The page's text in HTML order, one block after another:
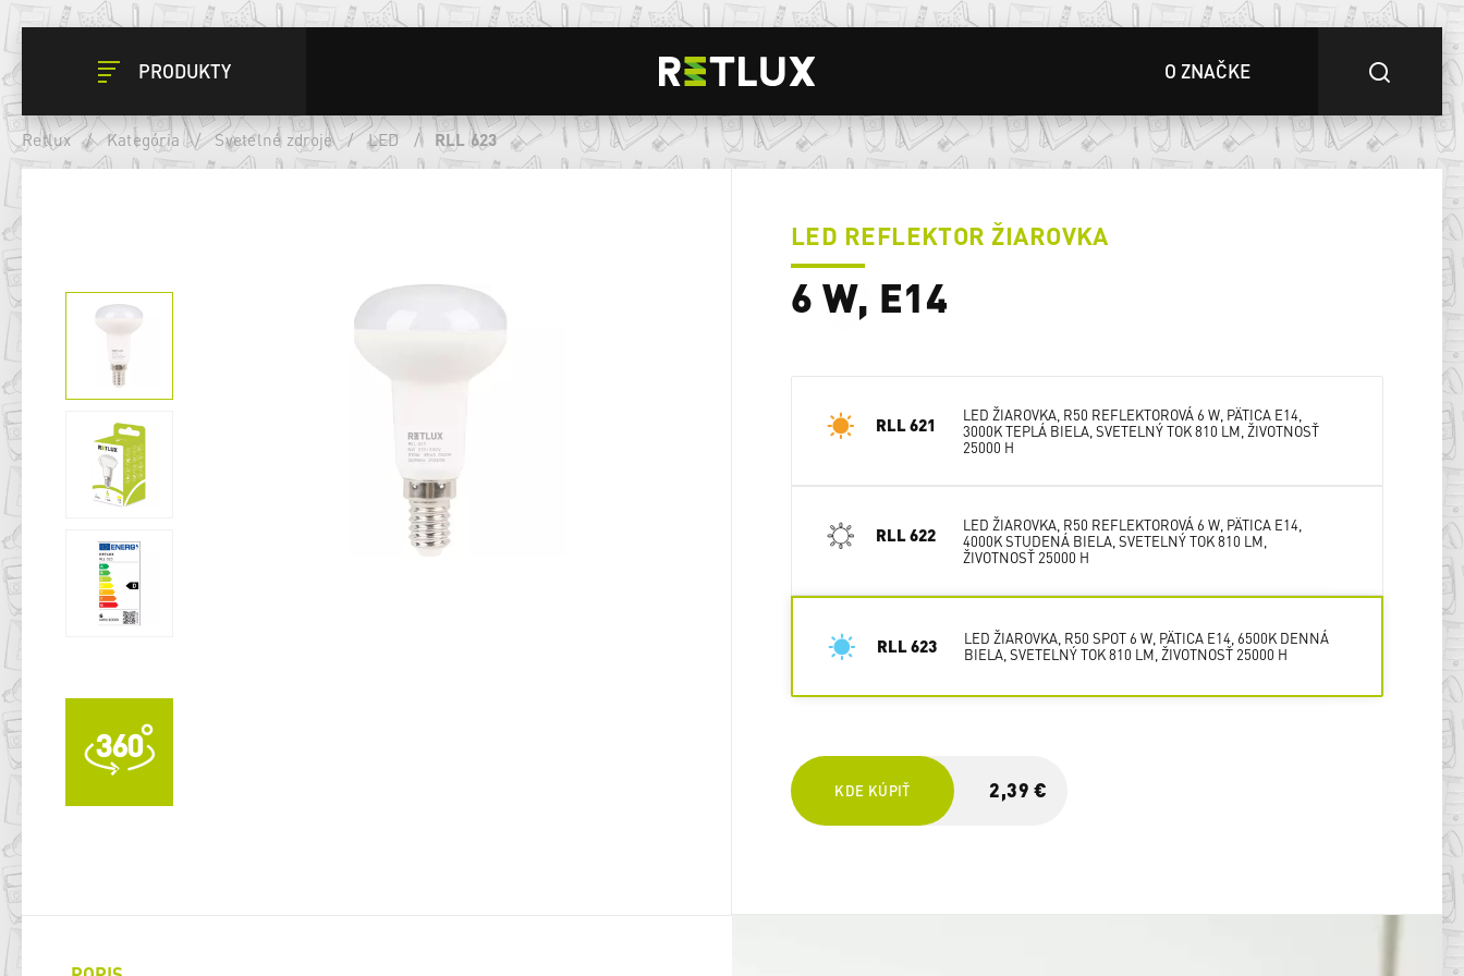
PRODUKTY O ZNAČKE
Retlux / Kategória / Svetelné zdroje / LED / RLL 623
LED REFLEKTOR ŽIAROVKA
6 W, E14
RLL 621
LED ŽIAROVKA, R50 REFLEKTOROVÁ 6 W, PÄTICA E14,
3000K TEPLÁ BIELA, SVETELNÝ TOK 810 LM, ŽIVOTNOSŤ
25000 H
RLL 622
LED ŽIAROVKA, R50 REFLEKTOROVÁ 6 W, PÄTICA E14,
4000K STUDENÁ BIELA, SVETELNÝ TOK 810 LM,
ŽIVOTNOSŤ 25000 H
RLL 623
LED ŽIAROVKA, R50 SPOT 6 W, PÄTICA E14, 6500K DENNÁ
BIELA, SVETELNÝ TOK 810 LM, ŽIVOTNOSŤ 25000 H
KDE KÚPIŤ 2,39 €